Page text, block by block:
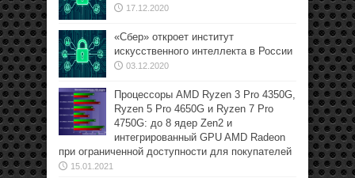
17.12.2020
«Сбер» откроет институт
искусственного интеллекта в России
03.12.2020
Процессоры AMD Ryzen 3 Pro 4350G,
Ryzen 5 Pro 4650G и Ryzen 7 Pro
4750G: до 8 ядер Zen2 и
интегрированный GPU AMD Radeon
при ограниченной доступности для покупателей
15.01.2021